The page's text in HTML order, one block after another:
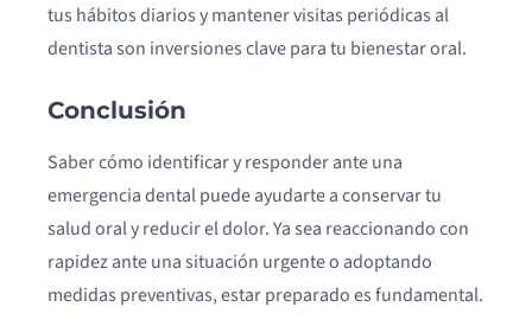
tus hábitos diarios y mantener visitas periódicas al
dentista son inversiones clave para tu bienestar oral.
Conclusión
Saber cómo identificar y responder ante una
emergencia dental puede ayudarte a conservar tu
salud oral y reducir el dolor. Ya sea reaccionando con
rapidez ante una situación urgente o adoptando
medidas preventivas, estar preparado es fundamental.